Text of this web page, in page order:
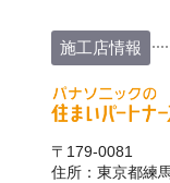
施工店情報
〒179-0081
住所：東京都練